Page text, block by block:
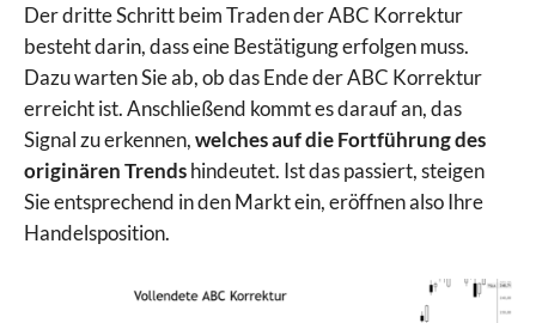
Der dritte Schritt beim Traden der ABC Korrektur
besteht darin, dass eine Bestätigung erfolgen muss.
Dazu warten Sie ab, ob das Ende der ABC Korrektur
erreicht ist. Anschließend kommt es darauf an, das
Signal zu erkennen,welches auf die Fortführung des
originären Trendshindeutet. Ist das passiert, steigen
Sie entsprechend in den Markt ein, eröffnen also Ihre
Handelsposition.